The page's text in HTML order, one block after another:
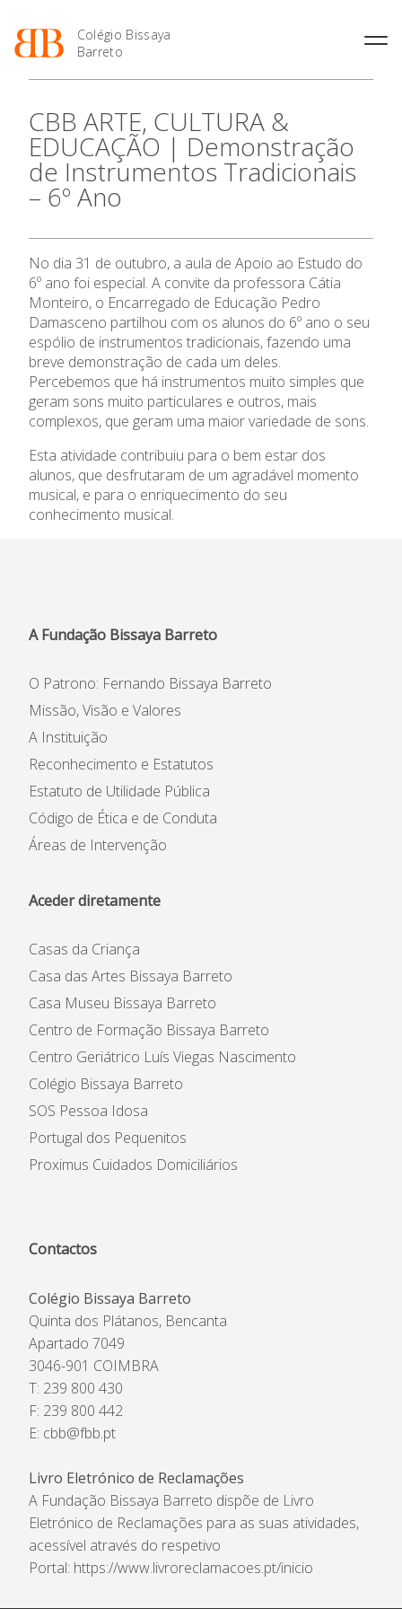
Colégio Bissaya
Barreto
Projeto Educativo
Organização
Colaboradores Docentes
Colaboradores Não
Ofertas de emprego
Regulamentos
Jornal “O Coreto”
Privacidade
Oferta Formativa
Enriquecimento Curricular
Oferta Curricular
Atividades Extracurriculares
Serviços
Letiva
Academia de LínguasEnsino Profissional
Profissionais
Matrículas
Horários e Manuais
Curso de Técnico de
Curso de Técnico/a de Apoio
à Família e à Comunidade
Ofertas de Emprego
Ano Letivo
2027
Calendários
Portal do Professor
Portal do Aluno/Encarregado
SIGE
Secretariado de Exames
Admissão
Informações
APEE
Notícias
CBB ARTE, CULTURA &
EDUCAÇÃO | Demonstração
de Instrumentos Tradicionais
– 6º Ano
No dia 31 de outubro, a aula de Apoio ao Estudo do
6º ano foi especial. A convite da professora Cátia
Monteiro, o Encarregado de Educação Pedro
Damasceno partilhou com os alunos do 6º ano o seu
espólio de instrumentos tradicionais, fazendo uma
breve demonstração de cada um deles.
Percebemos que há instrumentos muito simples que
geram sons muito particulares e outros, mais
complexos, que geram uma maior variedade de sons.
Esta atividade contribuiu para o bem estar dos
alunos, que desfrutaram de um agradável momento
musical, e para o enriquecimento do seu
conhecimento musical.
A Fundação Bissaya Barreto
O Patrono: Fernando Bissaya Barreto
Missão, Visão e Valores
A Instituição
Reconhecimento e Estatutos
Estatuto de Utilidade Pública
Código de Ética e de Conduta
Áreas de Intervenção
Aceder diretamente
Casas da Criança
Casa das Artes Bissaya Barreto
Casa Museu Bissaya Barreto
Centro de Formação Bissaya Barreto
Centro Geriátrico Luís Viegas Nascimento
Colégio Bissaya Barreto
SOS Pessoa Idosa
Portugal dos Pequenitos
Proximus Cuidados Domiciliários
Contactos
Colégio Bissaya Barreto
Quinta dos Plátanos, Bencanta
Apartado 7049
3046-901 COIMBRA
T: 239 800 430
F: 239 800 442
E: cbb@fbb.pt
Livro Eletrónico de Reclamações
A Fundação Bissaya Barreto dispõe de Livro
Eletrónico de Reclamações para as suas atividades,
acessível através do respetivo
Portal: https://www.livroreclamacoes.pt/inicio